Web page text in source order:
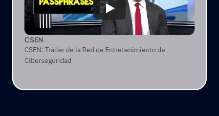
CSEN
CSEN: Tráiler de la Red de Entretenimiento de
Ciberseguridad